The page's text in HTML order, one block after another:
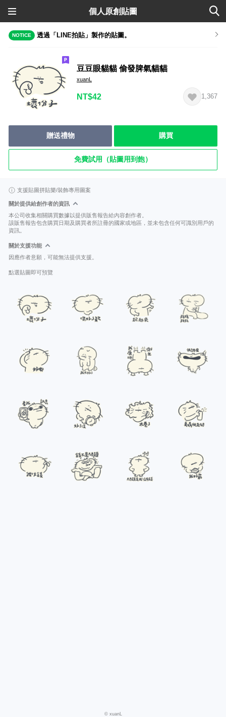
個人原創貼圖
NOTICE 透過「LINE拍貼」製作的貼圖。
豆豆眼貓貓 偷發脾氣貓貓
xuanL
NT$42 1,367
贈送禮物 購買
免費試用（貼圖用到飽）
支援貼圖拼貼樂/裝飾專用圖案
關於提供給創作者的資訊
本公司收集相關購買數據以提供販售報告給內容創作者。
該販售報告包含購買日期及購買者所註冊的國家或地區，並未包含任何可識別用戶的
資訊。
關於支援功能
因應作者意願，可能無法提供支援。
點選貼圖即可預覽
© xuanL